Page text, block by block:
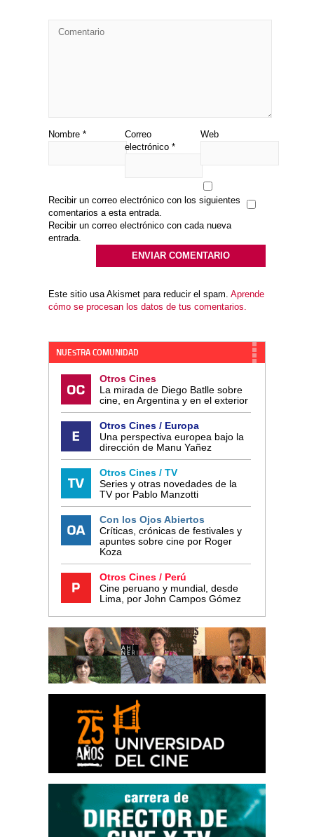
Nombre *
Correo
electrónico *
Web
Recibir un correo electrónico con los siguientes
comentarios a esta entrada.
Recibir un correo electrónico con cada nueva
entrada.
Este sitio usa Akismet para reducir el spam. Aprende
cómo se procesan los datos de tus comentarios.
NUESTRA COMUNIDAD
Otros Cines
La mirada de Diego Batlle sobre
cine, en Argentina y en el exterior
Otros Cines / Europa
Una perspectiva europea bajo la
dirección de Manu Yañez
Otros Cines / TV
Series y otras novedades de la
TV por Pablo Manzotti
Con los Ojos Abiertos
Críticas, crónicas de festivales y
apuntes sobre cine por Roger
Koza
Otros Cines / Perú
Cine peruano y mundial, desde
Lima, por John Campos Gómez